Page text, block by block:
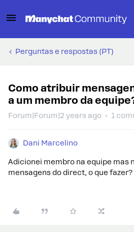
Perguntas e respostas (PT)
Como atribuir
a um membro da
Forum|Forum|2 years ago 1
Dani Marcelino
Adicionei membro na equipe mas
mensagens do direct, o que fazer?